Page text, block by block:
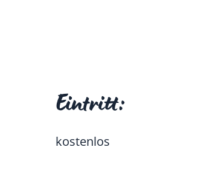
Eintritt:
kostenlos